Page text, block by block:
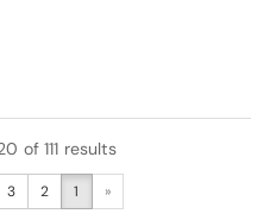
of 111 results
«
1
2
3